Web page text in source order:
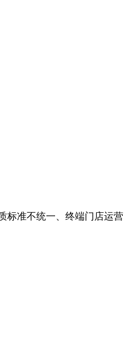
标准不统一、终端门店运营